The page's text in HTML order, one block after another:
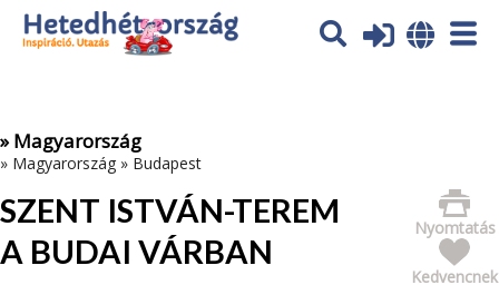
Az oldal sütiket (cookies) használ. További tájékoztatás itt:
Adatvédelmi tájékoztató
» Magyarország
» Magyarország » Budapest
SZENT ISTVÁN-TEREM
A BUDAI VÁRBAN
Nyomtatás
Kedvencnek